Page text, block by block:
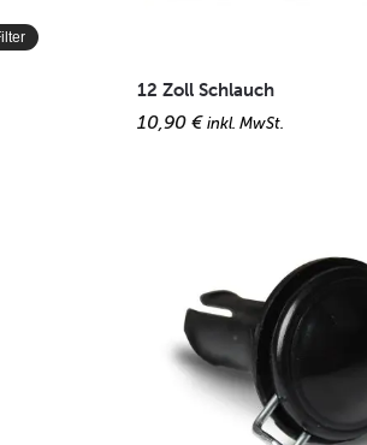
12 Zoll Schlauch
10,90 € inkl. MwSt.